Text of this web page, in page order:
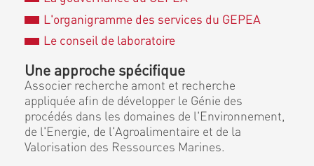
L'organigramme des services du GEPEA
Le conseil de laboratoire
Une approche spécifique
Associer recherche amont et recherche
appliquée afin de développer le Génie des
procédés dans les domaines de l'Environnement,
de l'Energie, de l'Agroalimentaire et de la
Valorisation des Ressources Marines.